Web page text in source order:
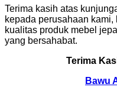
Terima kasih atas
kepada perusahaan
kualitas produk mebel
yang bersahabat.
Terima
Bawu